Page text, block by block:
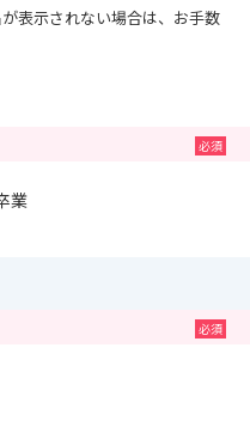
表示されない場合は、お手数
業